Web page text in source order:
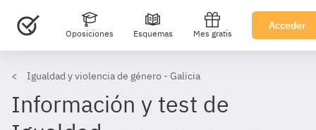
Oposiciones Esquemas Mes gratis
Acceder
Igualdad y violencia de género - Galicia
Información y test de